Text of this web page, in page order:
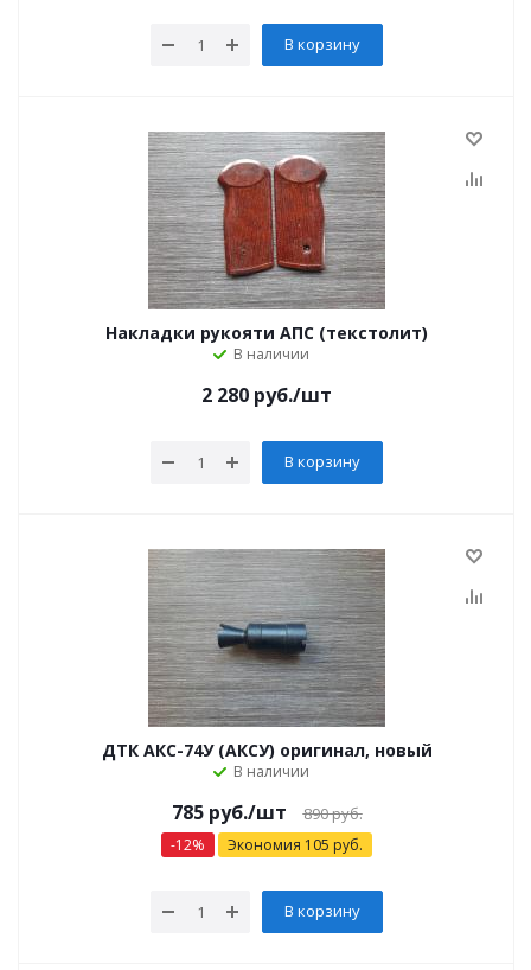
В корзину
Накладки рукояти АПС (текстолит)
В наличии
2 280 руб./шт
В корзину
ДТК АКС-74У (АКСУ) оригинал, новый
В наличии
785руб./шт 890руб.
-12% Экономия 105 руб.
В корзину